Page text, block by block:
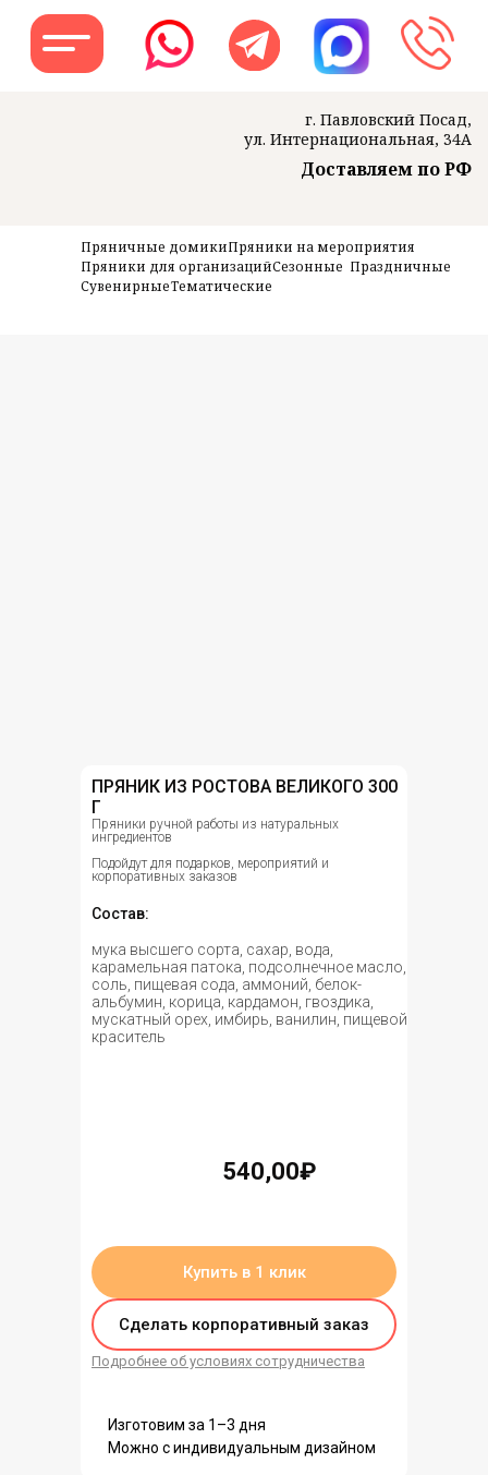
Заказать
Доставляем по РФ
Пряничные домикиПряники на мероприятия
Пряники для организацийСезонные Праздничные
СувенирныеТематические
Купить в 1 клик
Сделать корпоративный заказ
Подробнее об условиях сотрудничества
ПРЯНИК ИЗ РОСТОВА ВЕЛИКОГО 300
Г
Пряники ручной работы из натуральных
ингредиентов
Подойдут для подарков, мероприятий и
корпоративных заказов
мука высшего сорта, сахар, вода,
карамельная патока, подсолнечное масло,
соль, пищевая сода, аммоний, белок-
альбумин, корица, кардамон, гвоздика,
мускатный орех, имбирь, ванилин, пищевой
краситель
Состав:
540,00₽
Изготовим за 1–3 дня
Можно с индивидуальным дизайном